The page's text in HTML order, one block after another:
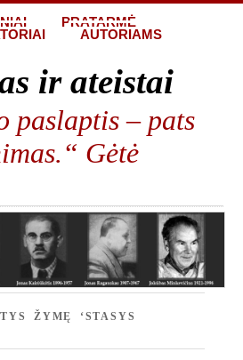
PRATARMĖ
AUTORIAMS
ir ateistai
paslaptis – pats
Gėtė
ŽYMĘ ‘STASYS